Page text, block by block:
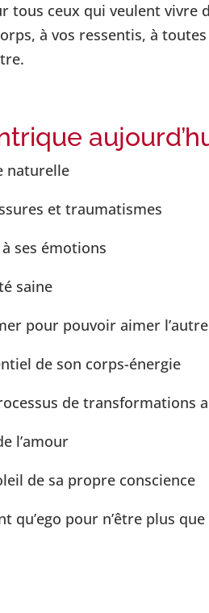
tous ceux qui veulent vivre
à vos ressentis, à
naturelle
et traumatismes
à ses émotions
saine
pour pouvoir aimer l’autre
de son corps-énergie
de transformations
l’amour
de sa propre conscience
qu’ego pour n’être plus